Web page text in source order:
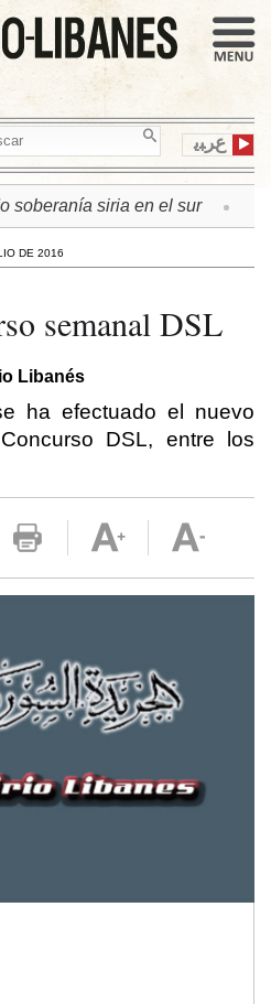
ﻉﺮﺒﻳ
siria en el sur
DE 2016
semanal DSL
Libanés
ha efectuado el nuevo
DSL, entre los